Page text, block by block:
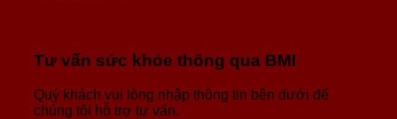
Tư vấn sức khỏe thông qua BMI
Quý khách vui lòng nhập thông tin bên dưới để
chúng tôi hỗ trợ tư vấn.